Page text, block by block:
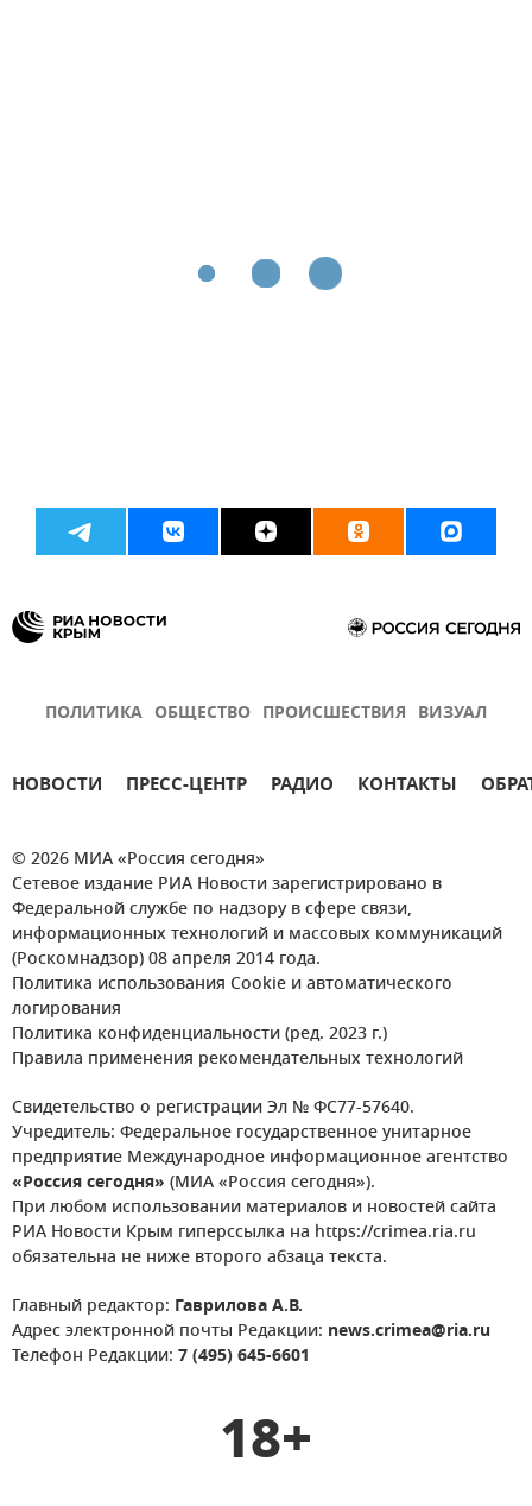
ПОЛИТИКА ОБЩЕСТВО ПРОИСШЕСТВИЯ ВИЗУАЛ
НОВОСТИ ПРЕСС-ЦЕНТР РАДИО КОНТАКТЫ
© 2026 МИА «Россия сегодня»
Сетевое издание РИА Новости зарегистрировано в
Федеральной службе по надзору в сфере связи,
информационных технологий и массовых коммуникаций
(Роскомнадзор) 08 апреля 2014 года.
Политика использования Cookie и автоматического
логирования
Политика конфиденциальности (ред. 2023 г.)
Правила применения рекомендательных технологий
Свидетельство о регистрации Эл № ФС77-57640.
Учредитель: Федеральное государственное унитарное
предприятие Международное информационное агентство
«Россия сегодня» (МИА «Россия сегодня»).
При любом использовании материалов и новостей сайта
РИА Новости Крым гиперссылка на https://crimea.ria.ru
обязательна не ниже второго абзаца текста.
Главный редактор: Гаврилова А.В.
Адрес электронной почты Редакции: news.crimea@ria.ru
Телефон Редакции: 7 (495) 645-6601
18+